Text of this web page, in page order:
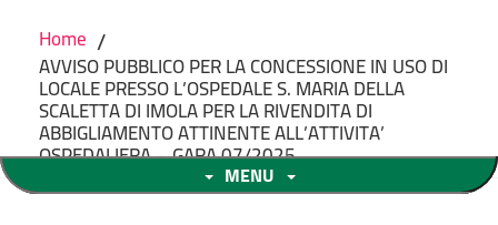
Home /
AVVISO PUBBLICO PER LA CONCESSIONE IN USO DI
LOCALE PRESSO L’OSPEDALE S. MARIA DELLA
SCALETTA DI IMOLA PER LA RIVENDITA DI
ABBIGLIAMENTO ATTINENTE ALL’ATTIVITA’
OSPEDALIERA – GARA 07/2025
MENU